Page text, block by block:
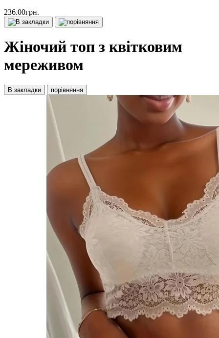
236.00грн.
Жіночий топ з квітковим
мереживом
В закладки порівняння